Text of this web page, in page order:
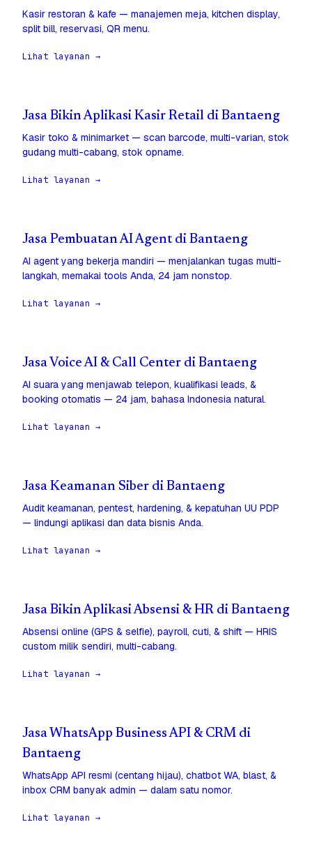
Kasir restoran & kafe — manajemen meja, kitchen display,
split bill, reservasi, QR menu.
Lihat layanan →
Jasa Bikin Aplikasi Kasir Retail di Bantaeng
Kasir toko & minimarket — scan barcode, multi-varian, stok
gudang multi-cabang, stok opname.
Lihat layanan →
Jasa Pembuatan AI Agent di Bantaeng
AI agent yang bekerja mandiri — menjalankan tugas multi-
langkah, memakai tools Anda, 24 jam nonstop.
Lihat layanan →
Jasa Voice AI & Call Center di Bantaeng
AI suara yang menjawab telepon, kualifikasi leads, &
booking otomatis — 24 jam, bahasa Indonesia natural.
Lihat layanan →
Jasa Keamanan Siber di Bantaeng
Audit keamanan, pentest, hardening, & kepatuhan UU PDP
— lindungi aplikasi dan data bisnis Anda.
Lihat layanan →
Jasa Bikin Aplikasi Absensi & HR di Bantaeng
Absensi online (GPS & selfie), payroll, cuti, & shift — HRIS
custom milik sendiri, multi-cabang.
Lihat layanan →
Jasa WhatsApp Business API & CRM di
Bantaeng
WhatsApp API resmi (centang hijau), chatbot WA, blast, &
inbox CRM banyak admin — dalam satu nomor.
Lihat layanan →